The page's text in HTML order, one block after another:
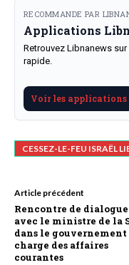
RECOMMANDE PAR
Applications
Retrouvez Libnanews
rapide.
Voir les applications
CESSEZ-LE-FEU ISRAËL
Article précédent
Rencontre de dialogue
avec le ministre de la
dans le gouvernement
charge des affaires
courantes